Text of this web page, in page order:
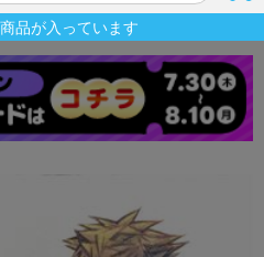
品が入っています